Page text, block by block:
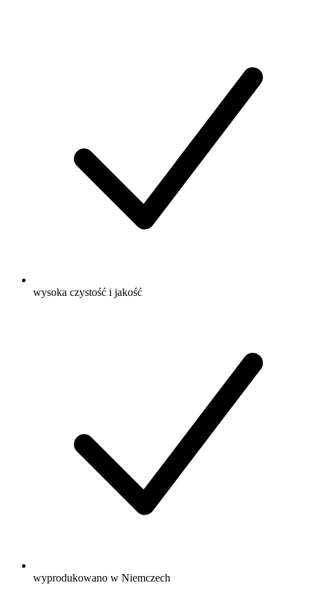
wysoka czystość i jakość
wyprodukowano w Niemczech